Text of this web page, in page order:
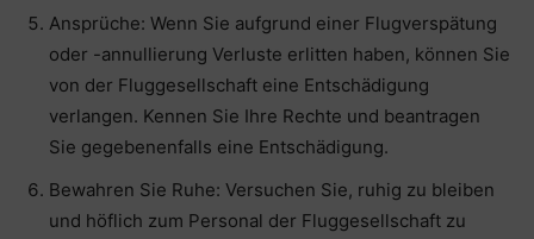
Ansprüche: Wenn Sie aufgrund einer Flugverspätung
oder -annullierung Verluste erlitten haben, können Sie
von der Fluggesellschaft eine Entschädigung
verlangen. Kennen Sie Ihre Rechte und beantragen
Sie gegebenenfalls eine Entschädigung.
Bewahren Sie Ruhe: Versuchen Sie, ruhig zu bleiben
und höflich zum Personal der Fluggesellschaft zu